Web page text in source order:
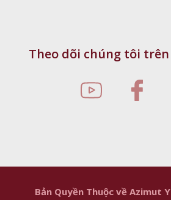
Theo dõi chúng tôi
Bản Quyền Thuộc về Azimut